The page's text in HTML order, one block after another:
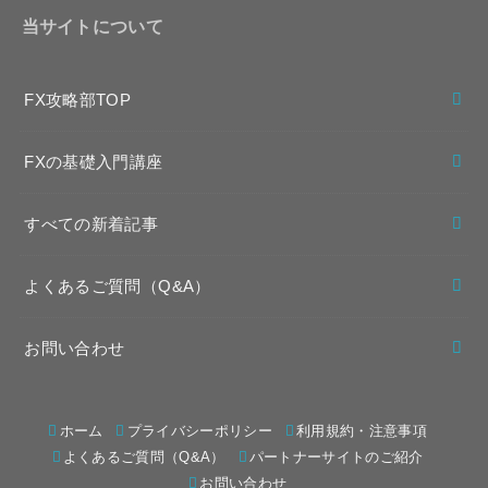
当サイトについて
FX攻略部TOP
FXの基礎入門講座
すべての新着記事
よくあるご質問（Q&A）
お問い合わせ
ホーム プライバシーポリシー
利用規約・注意事項
よくあるご質問（Q&A）
パートナーサイトのご紹介
お問い合わせ